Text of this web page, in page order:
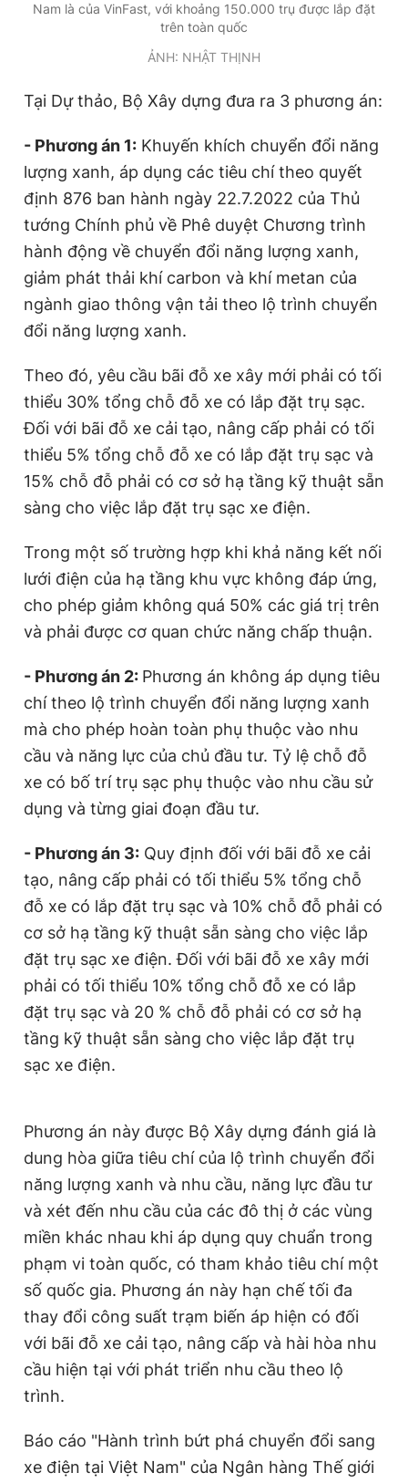
RSS Tòa soạn
Tổng biên tập: Nguyễn Ngọc Toàn
Phó tổng biên tập: Trần Việt Hưng
Giấy phép xuất bản số 110/GP - BTTTT cấp ngày 24.3.2020
© 2003-2026 Bản quyền thuộc về Báo Thanh Niên. Cấm sao
chép dưới mọi hình thức nếu không có sự chấp thuận bằng văn
bản. Phát triển bởi ePi Technologies, JSC.
Nam là của VinFast, với khoảng 150.000 trụ được lắp đặt
trên toàn quốc
ẢNH: NHẬT THỊNH
Tại Dự thảo, Bộ Xây dựng đưa ra 3 phương án:
- Phương án 1: Khuyến khích chuyển đổi năng
lượng xanh, áp dụng các tiêu chí theo quyết
định 876 ban hành ngày 22.7.2022 của Thủ
tướng Chính phủ về Phê duyệt Chương trình
hành động về chuyển đổi năng lượng xanh,
giảm phát thải khí carbon và khí metan của
ngành giao thông vận tải theo lộ trình chuyển
đổi năng lượng xanh.
Theo đó, yêu cầu bãi đỗ xe xây mới phải có tối
thiểu 30% tổng chỗ đỗ xe có lắp đặt trụ sạc.
Đối với bãi đỗ xe cải tạo, nâng cấp phải có tối
thiểu 5% tổng chỗ đỗ xe có lắp đặt trụ sạc và
15% chỗ đỗ phải có cơ sở hạ tầng kỹ thuật sẵn
sàng cho việc lắp đặt trụ sạc xe điện.
Trong một số trường hợp khi khả năng kết nối
lưới điện của hạ tầng khu vực không đáp ứng,
cho phép giảm không quá 50% các giá trị trên
và phải được cơ quan chức năng chấp thuận.
- Phương án 2: Phương án không áp dụng tiêu
chí theo lộ trình chuyển đổi năng lượng xanh
mà cho phép hoàn toàn phụ thuộc vào nhu
cầu và năng lực của chủ đầu tư. Tỷ lệ chỗ đỗ
xe có bố trí trụ sạc phụ thuộc vào nhu cầu sử
dụng và từng giai đoạn đầu tư.
- Phương án 3: Quy định đối với bãi đỗ xe cải
tạo, nâng cấp phải có tối thiểu 5% tổng chỗ
đỗ xe có lắp đặt trụ sạc và 10% chỗ đỗ phải có
cơ sở hạ tầng kỹ thuật sẵn sàng cho việc lắp
đặt trụ sạc xe điện. Đối với bãi đỗ xe xây mới
phải có tối thiểu 10% tổng chỗ đỗ xe có lắp
đặt trụ sạc và 20 % chỗ đỗ phải có cơ sở hạ
tầng kỹ thuật sẵn sàng cho việc lắp đặt trụ
sạc xe điện.
Phương án này được Bộ Xây dựng đánh giá là
dung hòa giữa tiêu chí của lộ trình chuyển đổi
năng lượng xanh và nhu cầu, năng lực đầu tư
và xét đến nhu cầu của các đô thị ở các vùng
miền khác nhau khi áp dụng quy chuẩn trong
phạm vi toàn quốc, có tham khảo tiêu chí một
số quốc gia. Phương án này hạn chế tối đa
thay đổi công suất trạm biến áp hiện có đối
với bãi đỗ xe cải tạo, nâng cấp và hài hòa nhu
cầu hiện tại với phát triển nhu cầu theo lộ
trình.
Báo cáo "Hành trình bứt phá chuyển đổi sang
xe điện tại Việt Nam" của Ngân hàng Thế giới